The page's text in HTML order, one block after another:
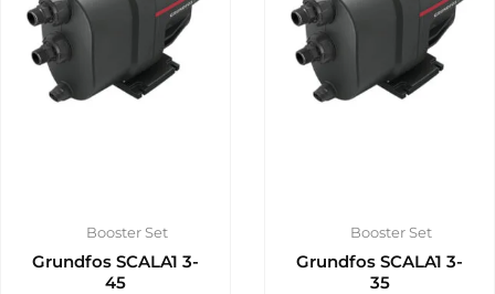
Booster Set
Grundfos SCALA1 3-
45
Booster Set
Grundfos SCALA1 3-
35